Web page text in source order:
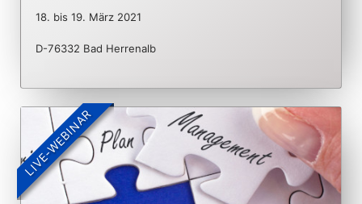
18. bis 19. März 2021
D-76332 Bad Herrenalb
LIVE-WEBINAR